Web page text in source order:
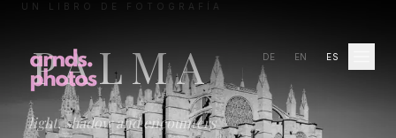
DE EN ES
UN LIBRO DE FOTOGRAFÍA
PALMA
light, shadow and encounters